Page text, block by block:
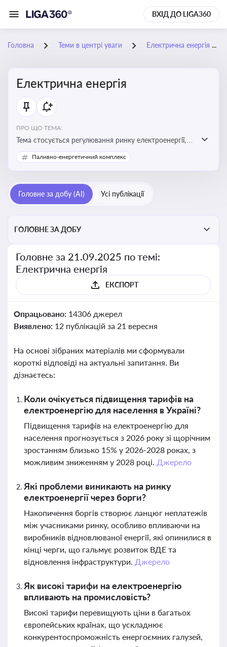
ВХІД ДО LIGA360
Головна Теми в центрі уваги Електрична енергія
Електрична енергія
ПРО ЩО ТЕМА:
Тема стосується регулювання ринку електроенергії,
включаючи її виробництво, постачання та фінансові
стимули для відновлюваної енергетики
Паливно-енергетичний комплекс
Головне за добу (AI) Усі публікації
ГОЛОВНЕ ЗА ДОБУ
Головне за 21.09.2025 по темі:
Електрична енергія
ЕКСПОРТ
Опрацьовано: 14306 джерел
Виявлено: 12 публікацій за 21 вересня
На основі зібраних матеріалів ми сформували
короткі відповіді на актуальні запитання. Ви
дізнаєтесь:
Коли очікується підвищення тарифів на
електроенергію для населення в Україні?
Підвищення тарифів на електроенергію для
населення прогнозується з 2026 року зі щорічним
зростанням близько 15% у 2026-2028 роках, з
можливим зниженням у 2028 році. Джерело
Які проблеми виникають на ринку
електроенергії через борги?
Накопичення боргів створює ланцюг неплатежів
між учасниками ринку, особливо впливаючи на
виробників відновлюваної енергії, які опинилися в
кінці черги, що гальмує розвиток ВДЕ та
відновлення інфраструктури. Джерело
Як високі тарифи на електроенергію
впливають на промисловість?
Високі тарифи перевищують ціни в багатьох
європейських країнах, що ускладнює
конкурентоспроможність енергоємних галузей,